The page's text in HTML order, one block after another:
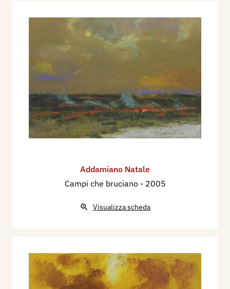
Addamiano Natale
Campi che bruciano - 2005
Visualizza scheda